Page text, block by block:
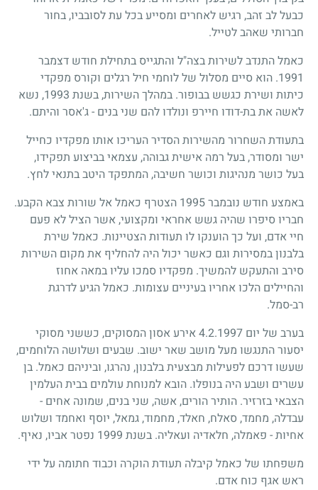
כבעל לב זהב, רגיש לאחרים ומסייע בכל עת לסובביו, בחור
חברותי שאהב לטייל.
כאמל התנדב לשירות בצה"ל והתגייס בתחילת חודש דצמבר
1991. הוא סיים מסלול של לוחמי חיל רגלים וקורס מפקדי
כיתות ושירת כגשש בבופור. במהלך השירות, בשנת 1993, נשא
לאשה את בת-דודו חיירפ ונולדו להם שני בנים - ג'אסר והיתם.
בתעודת השחרור מהשירות הסדיר העריכו אותו מפקדיו כחייל
ישר ומסודר, בעל רמה אישית גבוהה, עצמאי בביצוע תפקידו,
בעל כושר מנהיגות וכושר חשיבה, המתפקד היטב בתנאי לחץ.
באמצע חודש נובמבר1995 הצטרף כאמל אל שורות צבא הקבע.
חבריו סיפרו שהיה גשש אחראי ומקצועי, אשר הציל לא פעם
חיי אדם, ועל כך הוענקו לו תעודות הצטיינות. כאמל שירת
בלבנון במסירות וגם כאשר יכול היה להחליף את מקום השירות
סירב והתעקש להמשיך. מפקדיו סמכו עליו במאה אחוז
והחיילים הלכו אחריו בעיניים עצומות. כאמל הגיע לדרגת
רב-סמל.
בערב של יום 4.2.1997אירע אסון המסוקים, כששני מסוקי
יסעור התנגשו מעל מושב שאר ישוב. שבעים ושלושה הלוחמים,
שעשו דרכם לפעילות מבצעית בלבנון, נהרגו, וביניהם כאמל. בן
עשרים ושבע היה בנופלו. הובא למנוחת עולמים בבית העלמין
הצבאי בזרזיר. הותיר הורים, אשה, שני בנים, שמונה אחים -
עבדלה, מחמד, סאלח, חאלד, מחמוד, גמאל, יוסף ואחמד ושלוש
אחיות - פאמלה, חלאדיה ועאליה. בשנת 1999 נפטר אביו, נאיף.
משפחתו של כאמל קיבלה תעודת הוקרה וכבוד חתומה על ידי
ראש אגף כוח אדם.